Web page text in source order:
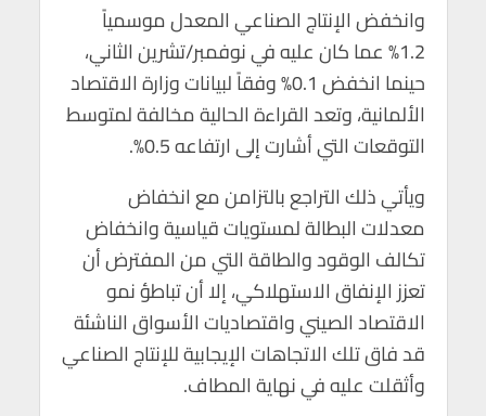
وانخفض الإنتاج الصناعي المعدل موسمياً
1.2% عما كان عليه في نوفمبر/تشرين الثاني،
حينما انخفض 0.1% وفقاً لبيانات وزارة الاقتصاد
الألمانية، وتعد القراءة الحالية مخالفة لمتوسط
التوقعات التي أشارت إلى ارتفاعه 0.5%.
ويأتي ذلك التراجع بالتزامن مع انخفاض
معدلات البطالة لمستويات قياسية وانخفاض
تكالف الوقود والطاقة التي من المفترض أن
تعزز الإنفاق الاستهلاكي، إلا أن تباطؤ نمو
الاقتصاد الصيني واقتصاديات الأسواق الناشئة
قد فاق تلك الاتجاهات الإيجابية للإنتاج الصناعي
وأثقلت عليه في نهاية المطاف.